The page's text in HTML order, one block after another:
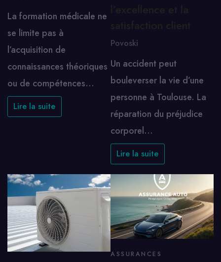
La formation médicale ne
se limite pas à
l’acquisition de
connaissances théoriques
ou de compétences…
Lire la suite
Povoski
Un accident peut
bouleverser la vie d’une
personne à Toulouse. La
réparation du préjudice
corporel…
Lire la suite
ASSURANCES